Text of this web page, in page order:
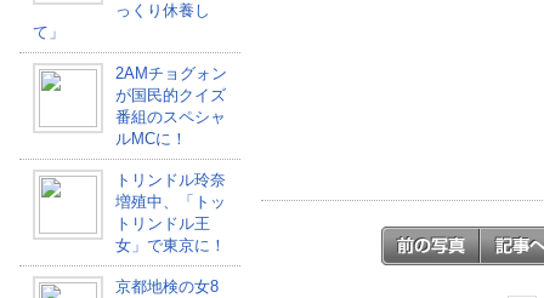
っくり休養し
て」
2AMチョグォン
が国民的クイズ
番組のスペシャ
ルMCに！
トリンドル玲奈
増殖中、「トッ
トリンドル王
女」で東京に！
京都地検の女8